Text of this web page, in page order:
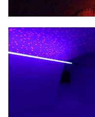
NASS FALL